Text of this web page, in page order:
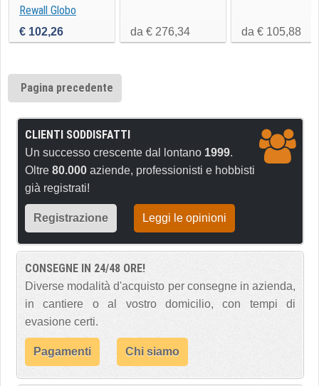
Rewall Globo
€ 102,26 da € 276,34 da € 105,88
Pagina precedente
CLIENTI SODDISFATTI
Un successo crescente dal lontano 1999.
Oltre 80.000 aziende, professionisti e hobbisti
già registrati!
Registrazione Leggi le opinioni
CONSEGNE IN 24/48 ORE!
Diverse modalità d'acquisto per consegne in azienda,
in cantiere o al vostro domicilio, con tempi di
evasione certi.
Pagamenti Chi siamo